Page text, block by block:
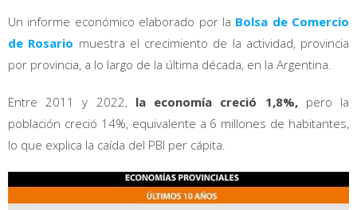
Un informe económico elaborado por la Bolsa de Comercio
de Rosario muestra el crecimiento de la actividad, provincia
por provincia, a lo largo de la última década, en la Argentina.
Entre 2011 y 2022, la economía creció 1,8%,pero la
población creció 14%, equivalente a 6 millones de habitantes,
lo que explica la caída del PBI per cápita.